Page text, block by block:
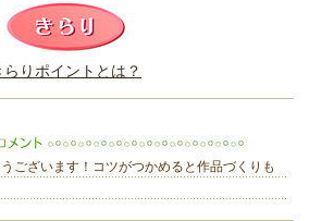
りましたか？
きらり
らりポイントとは？
ございます！コツがつかめると作品づくりも